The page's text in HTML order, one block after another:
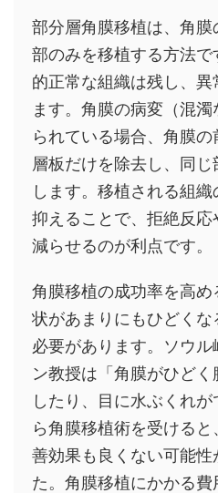
部分層角膜移植は、角
部のみを移植する方法
的正常な組織は残し、
ます。角膜の病変（混
られている場合、角膜
層板だけを除去し、同
します。移植される組
抑えることで、拒絶反
減らせるのが利点です。
角膜移植の成功率を高
状があまりにもひどく
必要があります。ソウ
ン教授は「角膜がひど
したり、目に水ぶくれ
ら角膜移植術を受ける
善効果も良くない可能
た。角膜移植にかかる